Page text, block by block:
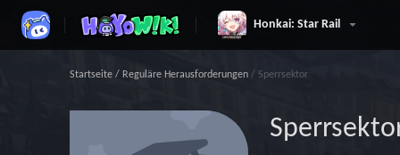
Honkai: Star Rail
Startseite / Reguläre Herausforderungen / Sperrsektor